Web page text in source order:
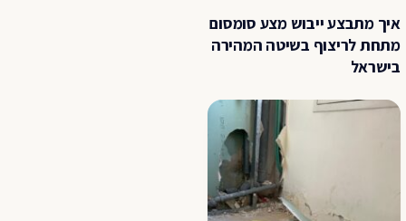
איך מתבצע ייבוש מצע סומסום
מתחת לריצוף בשיטה המהירה
בישראל